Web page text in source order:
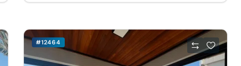
#12464